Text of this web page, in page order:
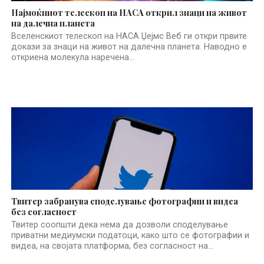
Најмоќниот телескоп на НАСА открил знаци на живот
на далечна планета
Вселенскиот телескоп на НАСА Џејмс Веб ги откри првите
докази за знаци на живот на далечна планета. Наводно е
откриена молекула наречена...
Твитер забранува споделување фотографии и видеа
без согласност
Твитер соопшти дека нема да дозволи споделување
приватни медиумски податоци, како што се фотографии и
видеа, на својата платформа, без согласност на...